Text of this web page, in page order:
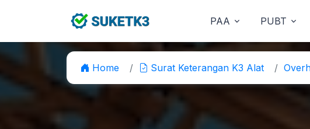
PAA PUBT
Home Surat Keterangan K3 Alat